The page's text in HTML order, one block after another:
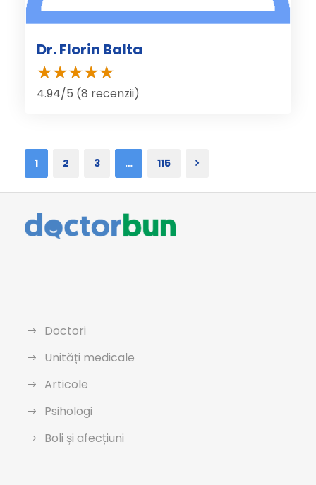
Dr. Florin Balta
4.94/5 (8 recenzii)
1 2 3 … 115
Doctori
Unități medicale
Articole
Psihologi
Boli și afecțiuni